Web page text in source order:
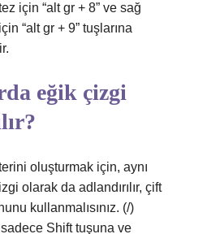
için “alt gr + 8” ve sağ
“alt gr + 9” tuşlarına
eğik çizgi
oluşturmak için, aynı
olarak da adlandırılır, çift
kullanmalısınız. (/)
Shift tuşuna ve